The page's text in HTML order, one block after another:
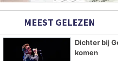
MEEST GELEZEN
Dichter bij
komen